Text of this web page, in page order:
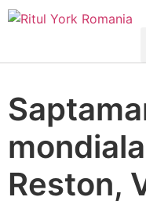
Reston,